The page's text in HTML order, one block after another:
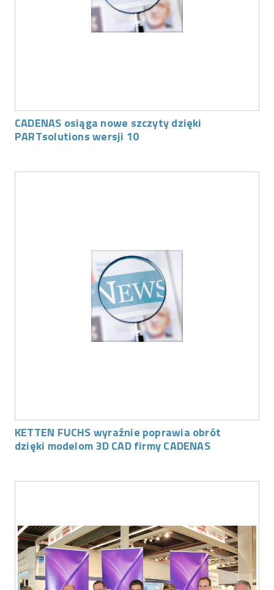
CADENAS osiąga nowe szczyty dzięki
PARTsolutions wersji 10
KETTEN FUCHS wyraźnie poprawia obrót
dzięki modelom 3D CAD firmy CADENAS